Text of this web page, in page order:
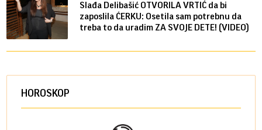
Slađa Delibašić OTVORILA VRTIĆ da bi
zaposlila ĆERKU: Osetila sam potrebnu da
treba to da uradim ZA SVOJE DETE! (VIDEO)
HOROSKOP